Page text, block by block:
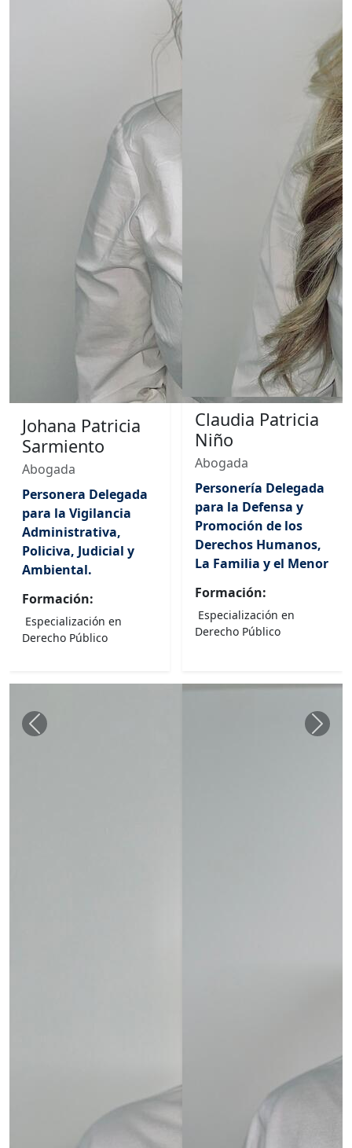
Johana Patricia
Sarmiento
Abogada
Personera Delegada
para la Vigilancia
Administrativa,
Policiva, Judicial y
Ambiental.
Formación:
Especialización en
Derecho Público
Claudia Patricia
Niño
Abogada
Personería Delegada
para la Defensa y
Promoción de los
Derechos Humanos,
La Familia y el Menor
Formación:
Especialización en
Derecho Público
Anterior